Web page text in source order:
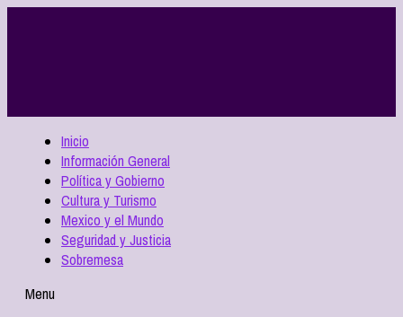
Inicio
Información General
Política y Gobierno
Cultura y Turismo
Mexico y el Mundo
Seguridad y Justicia
Sobremesa
Menu